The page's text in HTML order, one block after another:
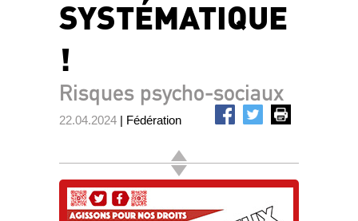
SYSTÉMATIQUE
!
Risques psycho-sociaux
22.04.2024 | Fédération